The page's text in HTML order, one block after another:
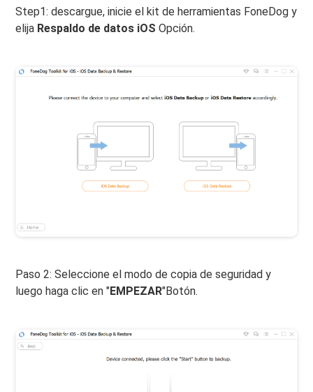
Step1: descargue, inicie el kit de herramientas FoneDog y
elija Respaldo de datos iOS Opción.
Paso 2: Seleccione el modo de copia de seguridad y
luego haga clic en "EMPEZAR"Botón.